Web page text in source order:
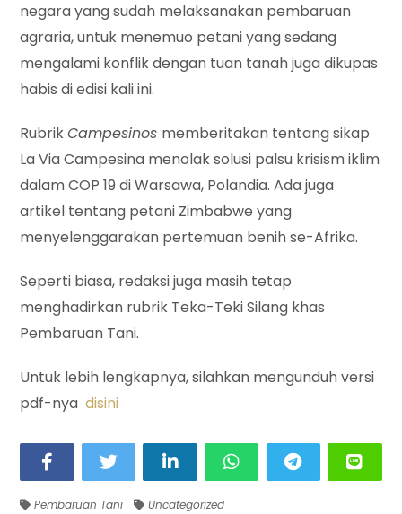
negara yang sudah melaksanakan pembaruan
agraria, untuk menemuo petani yang sedang
mengalami konflik dengan tuan tanah juga dikupas
habis di edisi kali ini.
RubrikCampesinos memberitakan tentang sikap
La Via Campesina menolak solusi palsu krisism iklim
dalam COP 19 di Warsawa, Polandia. Ada juga
artikel tentang petani Zimbabwe yang
menyelenggarakan pertemuan benih se-Afrika.
Seperti biasa, redaksi juga masih tetap
menghadirkan rubrik Teka-Teki Silang khas
Pembaruan Tani.
Untuk lebih lengkapnya, silahkan mengunduh versi
pdf-nyadisini
Pembaruan Tani Uncategorized